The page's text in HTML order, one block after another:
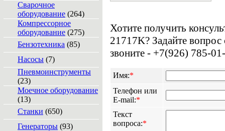
Сварочное
оборудование (264)
Компрессорное
оборудование (275)
Бензотехника (85)
Насосы (7)
Пневмоинструменты
(23)
Моечное оборудование
(13)
Станки (650)
Генераторы (93)
Хотите получить
21717K? Задайте
звоните - +7(926) 785-
Имя:*
Телефон или
E-mail:*
Текст
вопроса:*